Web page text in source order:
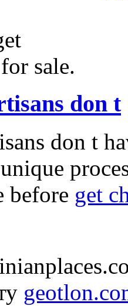
don t
don t
before get